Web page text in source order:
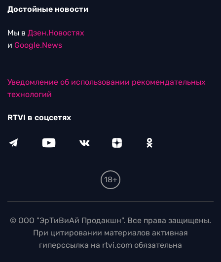
Достойные новости
Мы в Дзен.Новостях
и Google.News
Уведомление об использовании рекомендательных
технологий
RTVI в соцсетях
18+
© ООО "ЭрТиВиАй Продакшн". Все права защищены.
При цитировании материалов активная
гиперссылка на rtvi.com обязательна